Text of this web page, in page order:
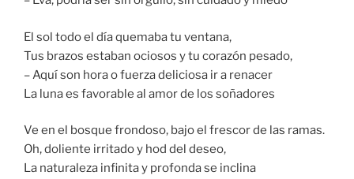
El sol todo el día quemaba tu ventana,
Tus brazos estaban ociosos y tu corazón pesado,
– Aquí son hora o fuerza deliciosa ir a renacer
La luna es favorable al amor de los soñadores
Ve en el bosque frondoso, bajo el frescor de las ramas.
Oh, doliente irritado y hod del deseo,
La naturaleza infinita y profonda se inclina